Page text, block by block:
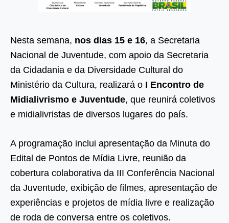
Nesta semana, nos dias 15 e 16, a Secretaria
Nacional de Juventude, com apoio da Secretaria
da Cidadania e da Diversidade Cultural do
Ministério da Cultura, realizará o I Encontro de
Midialivrismo e Juventude, que reunirá coletivos
e midialivristas de diversos lugares do país.
A programação inclui apresentação da Minuta do
Edital de Pontos de Mídia Livre, reunião da
cobertura colaborativa da III Conferência Nacional
da Juventude, exibição de filmes, apresentação de
experiências e projetos de mídia livre e realização
de roda de conversa entre os coletivos.